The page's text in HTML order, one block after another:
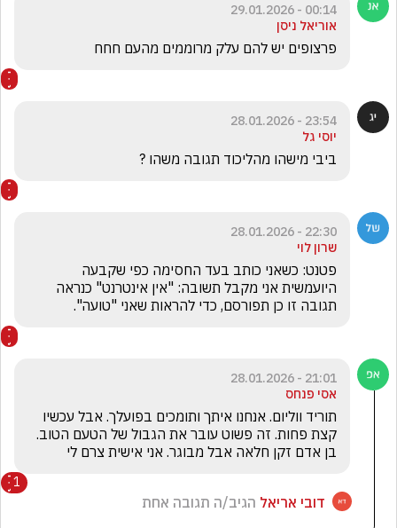
00:14 - 29.01.2026
אוריאל ניסן
פרצופים יש להם עלק מרוממים מהעם חחח
23:54 - 28.01.2026
יוסי גל
ביבי מישהו מהליכוד תגובה משהו ?
22:30 - 28.01.2026
שרון לוי
תגובה זו כן תפורסם, כדי להראות שאני "טועה".
21:01 - 28.01.2026
אסי פנחס
בן אדם זקן חלאה אבל מבוגר. אני אישית צרם לי
1
דובי אריאל הגיב/ה תגובה אחת